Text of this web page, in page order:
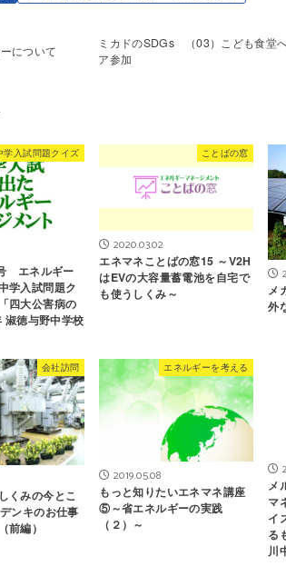
ミカドのSDGs （03）こども食堂
ア参加
について
学入試問題クイズ
エネルギー
学入試問題ク
四大公害病の
徳与野中学校
ことばの窓
2020.03.02
エネマネことばの窓15 ～V2H
はEVの大容量蓄電池を自宅で
も使うしくみ～
メ
外
会社訪問
くみの今とこ
ンキのお仕事
編）
エネルギーを考える
2019.05.08
もっと知りたいエネマネ講座
⑤～省エネルギーの実践
（２）～
メ
マ
イ
る
川